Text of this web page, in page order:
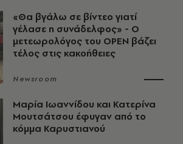
«Θα βγάλω σε βίντεο γιατί
γέλασε η συνάδελφος» - Ο
μετεωρολόγος του OPEN βάζει
τέλος στις κακοήθειες
Newsroom
Μαρία Ιωαννίδου και Κατερίνα
Μουτσάτσου έφυγαν από το
κόμμα Καρυστιανού